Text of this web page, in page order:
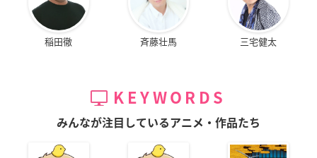
稲田徹 斉藤壮馬 三宅健太
KEYWORDS
みんなが注目しているアニメ・作品たち